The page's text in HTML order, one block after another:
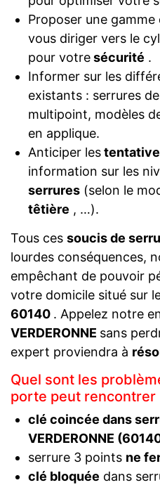
Proposer une
vous diriger vers le
pour votresécurité .
Informer sur les
existants : serrures
multipoint, modèles
en applique.
Anticiper les
information sur les
serrures(selon le
têtière , …).
Tous ces soucis de
lourdes conséquences,
empêchant de pouvoir
votre domicile situé sur
60140 . Appelez notre
VERDERONNE sans
expert proviendra à
Quel sont les
porte peut rencontrer
clé coincée dans
VERDERONNE
serrure 3 points ne
clé bloquée dans